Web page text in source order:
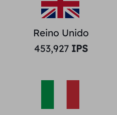
Reino Unido
453,927IPS